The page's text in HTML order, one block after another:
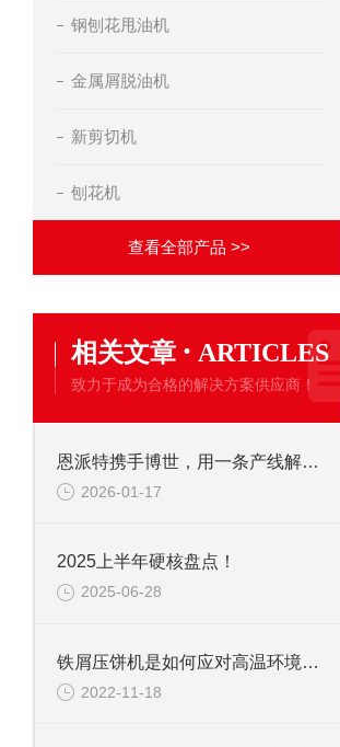
钢刨花甩油机
金属屑脱油机
新剪切机
刨花机
查看全部产品 >>
相关文章 · ARTICLES
致力于成为合格的解决方案供应商！
恩派特携手博世，用一条产线解决环保+成本两大难题！
2026-01-17
2025上半年硬核盘点！
2025-06-28
铁屑压饼机是如何应对高温环境的？
2022-11-18